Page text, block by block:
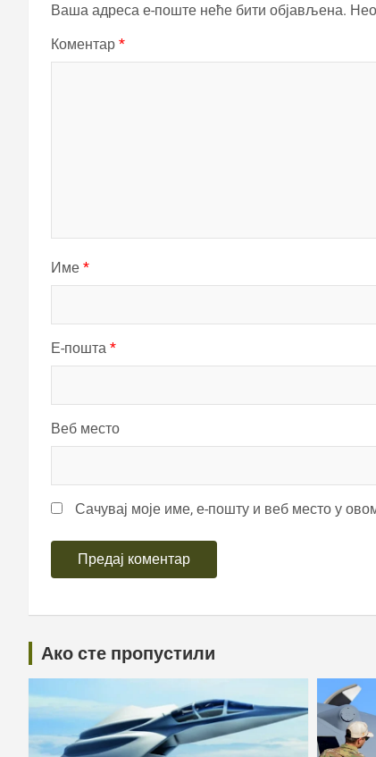
Ваша адреса е-поште неће бити објављена.
Коментар *
Име *
Е-пошта *
Веб место
Сачувај моје име, е-пошту и веб место у
Ако сте пропустили